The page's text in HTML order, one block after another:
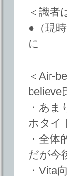
＜識者
●（現
に
＜Air-
believe
・あ
ホタイ
・全
だが今
・Vita